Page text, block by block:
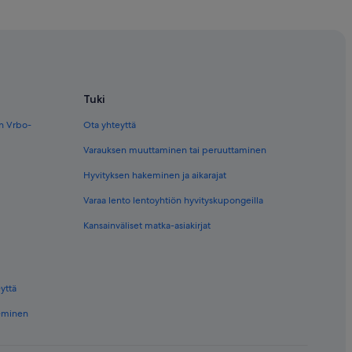
Vrbo-
Tuki
Ota yhteyttä
Varauksen muuttaminen tai peruuttaminen
Hyvityksen hakeminen ja aikarajat
Varaa lento lentoyhtiön hyvityskupongeilla
Kansainväliset matka-asiakirjat